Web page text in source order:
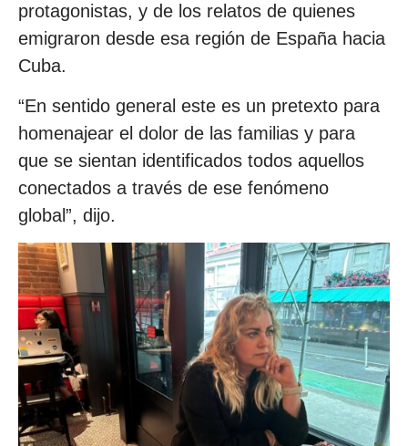
protagonistas, y de los relatos de quienes
emigraron desde esa región de España hacia
Cuba.
“En sentido general este es un pretexto para
homenajear el dolor de las familias y para
que se sientan identificados todos aquellos
conectados a través de ese fenómeno
global”, dijo.